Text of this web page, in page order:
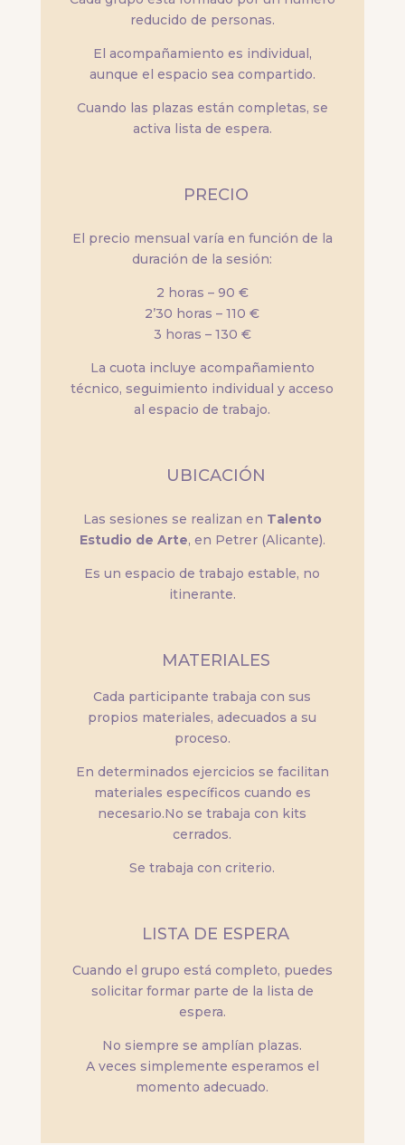
reducido de personas.
El acompañamiento es individual,
aunque el espacio sea compartido.
Cuando las plazas están completas, se
activa lista de espera.
PRECIO
El precio mensual varía en función de la
duración de la sesión:
2 horas – 90 €
2’30 horas – 110 €
3 horas – 130 €
La cuota incluye acompañamiento
técnico, seguimiento individual y acceso
al espacio de trabajo.
UBICACIÓN
Las sesiones se realizan en Talento
Estudio de Arte, en Petrer (Alicante).
Es un espacio de trabajo estable, no
itinerante.
MATERIALES
Cada participante trabaja con sus
propios materiales, adecuados a su
proceso.
En determinados ejercicios se facilitan
materiales específicos cuando es
necesario.No se trabaja con kits
cerrados.
Se trabaja con criterio.
LISTA DE ESPERA
Cuando el grupo está completo, puedes
solicitar formar parte de la lista de
espera.
No siempre se amplían plazas.
A veces simplemente esperamos el
momento adecuado.